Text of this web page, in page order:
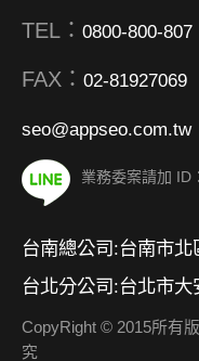
TEL： 0800-800-807
FAX： 02-81927069
seo@appseo.com.tw
業務委案請加 ID：
台南總公司:台南市
台北分公司:台北市
CopyRight © 2015所有
究